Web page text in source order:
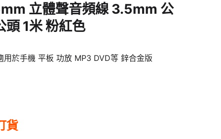
立體聲音頻線 3.5mm 公
1米 粉紅色
用於手機 平板 功放 MP3 DVD等 鋅合金版
貨